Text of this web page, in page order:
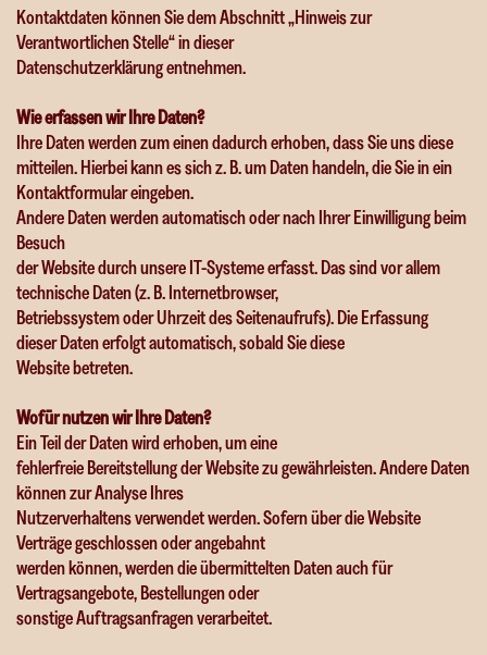
Kontaktdaten können Sie dem Abschnitt „Hinweis zur
Verantwortlichen Stelle“ in dieser
Datenschutzerklärung entnehmen.
Wie erfassen wir Ihre Daten?
Ihre Daten werden zum einen dadurch erhoben, dass Sie uns diese
mitteilen. Hierbei kann es sich z. B. um Daten handeln, die Sie in ein
Kontaktformular eingeben.
Andere Daten werden automatisch oder nach Ihrer Einwilligung beim
Besuch
der Website durch unsere IT-Systeme erfasst. Das sind vor allem
technische Daten (z. B. Internetbrowser,
Betriebssystem oder Uhrzeit des Seitenaufrufs). Die Erfassung
dieser Daten erfolgt automatisch, sobald Sie diese
Website betreten.
Wofür nutzen wir Ihre Daten?
Ein Teil der Daten wird erhoben, um eine
fehlerfreie Bereitstellung der Website zu gewährleisten. Andere Daten
können zur Analyse Ihres
Nutzerverhaltens verwendet werden. Sofern über die Website
Verträge geschlossen oder angebahnt
werden können, werden die übermittelten Daten auch für
Vertragsangebote, Bestellungen oder
sonstige Auftragsanfragen verarbeitet.